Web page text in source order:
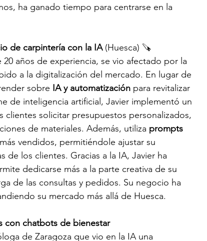
ha ganado tiempo para centrarse en la
de carpintería con la IA (Huesca) 🪚
años de experiencia, se vio afectado por la
a la digitalización del mercado. En lugar de
sobre IA y automatización para revitalizar
de inteligencia artificial, Javier implementó un
clientes solicitar presupuestos personalizados,
de materiales. Además, utiliza prompts
vendidos, permitiéndole ajustar su
de los clientes. Gracias a la IA, Javier ha
dedicarse más a la parte creativa de su
de las consultas y pedidos. Su negocio ha
su mercado más allá de Huesca.
con chatbots de bienestar
de Zaragoza que vio en la IA una